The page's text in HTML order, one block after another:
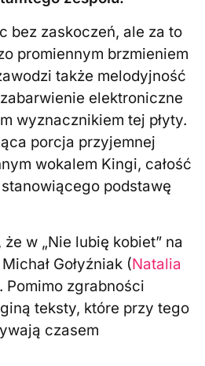
bez zaskoczeń, ale za to
promiennym brzmieniem
także melodyjność
elektroniczne
wyznacznikiem tej płyty.
porcja przyjemnej
wokalem Kingi, całość
podstawę
w „Nie lubię kobiet” na
Gołyźniak (Natalia
Pomimo zgrabności
teksty, które przy tego
czasem